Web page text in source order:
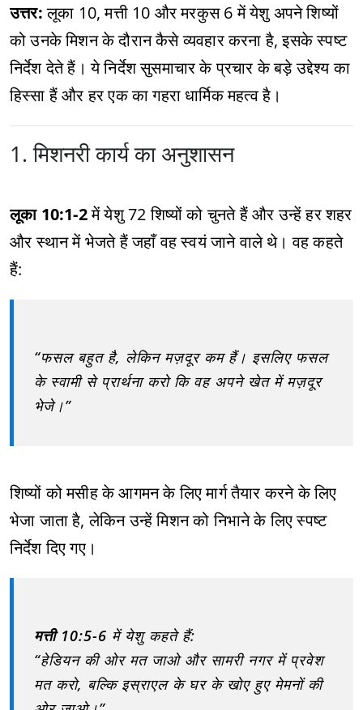
उत्तर:लूका 10, मत्ती 10 और मरकुस 6 में येशु अपने शिष्यों
को उनके मिशन के दौरान कैसे व्यवहार करना है, इसके स्पष्ट
निर्देश देते हैं। ये निर्देश सुसमाचार के प्रचार के बड़े उद्देश्य का
हिस्सा हैं और हर एक का गहरा धार्मिक महत्व है।
1. मिशनरी कार्य का अनुशासन
लूका 10:1-2में येशु 72 शिष्यों को चुनते हैं और उन्हें हर शहर
और स्थान में भेजते हैं जहाँ वह स्वयं जाने वाले थे। वह कहते
हैं:
“फसल बहुत है, लेकिन मज़दूर कम हैं। इसलिए फसल
के स्वामी से प्रार्थना करो कि वह अपने खेत में मज़दूर
भेजे।”
शिष्यों को मसीह के आगमन के लिए मार्ग तैयार करने के लिए
भेजा जाता है, लेकिन उन्हें मिशन को निभाने के लिए स्पष्ट
निर्देश दिए गए।
मत्ती 10:5-6 में येशु कहते हैं:
“हेडियन की ओर मत जाओ और सामरी नगर में प्रवेश
मत करो, बल्कि इस्राएल के घर के खोए हुए मेमनों की